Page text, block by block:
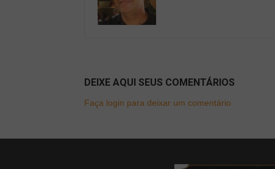
DEIXE AQUI SEUS COMENTÁRIOS
Faça login para deixar um comentário